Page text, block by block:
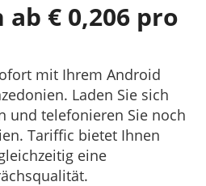
€ 0,206 pro
mit Ihrem Android
Laden Sie sich
und telefonieren Sie noch
Tariffic bietet Ihnen
eine